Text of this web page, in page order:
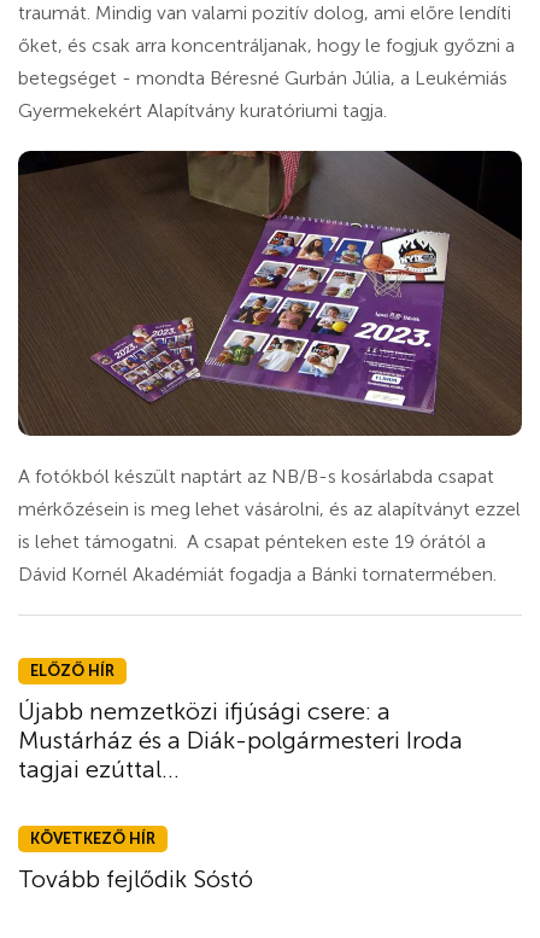
traumát. Mindig van valami pozitív dolog, ami előre lendíti
őket, és csak arra koncentráljanak, hogy le fogjuk győzni a
betegséget - mondta Béresné Gurbán Júlia, a Leukémiás
Gyermekekért Alapítvány kuratóriumi tagja.
A fotókból készült naptárt az NB/B-s kosárlabda csapat
mérkőzésein is meg lehet vásárolni, és az alapítványt ezzel
is lehet támogatni. A csapat pénteken este 19 órától a
Dávid Kornél Akadémiát fogadja a Bánki tornatermében.
ELŐZŐ HÍR
Újabb nemzetközi ifjúsági csere: a
Mustárház és a Diák-polgármesteri Iroda
tagjai ezúttal...
KÖVETKEZŐ HÍR
Tovább fejlődik Sóstó